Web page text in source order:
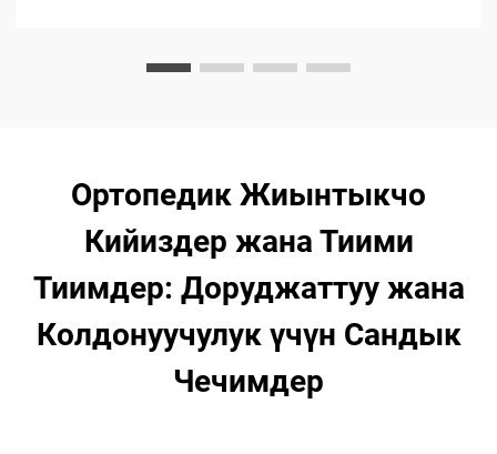
Ортопедик Жиынтыкчо
Кийиздер жана Тиими
Тиимдер: Доруджаттуу жана
Колдонуучулук үчүн Сандык
Чечимдер